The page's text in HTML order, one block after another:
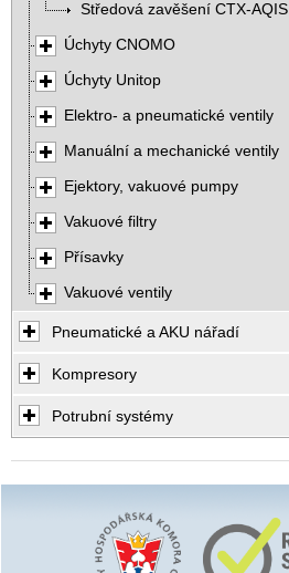
Středová zavěšení CTX-AQIS
Úchyty CNOMO
Úchyty Unitop
Elektro- a pneumatické ventily
Manuální a mechanické ventily
Ejektory, vakuové pumpy
Vakuové filtry
Přísavky
Vakuové ventily
Pneumatické a AKU nářadí
Kompresory
Potrubní systémy